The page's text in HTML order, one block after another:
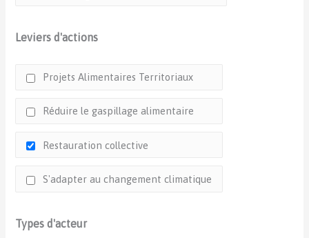
Leviers d'actions
Projets Alimentaires Territoriaux
Réduire le gaspillage alimentaire
Restauration collective
S'adapter au changement climatique
Types d'acteur